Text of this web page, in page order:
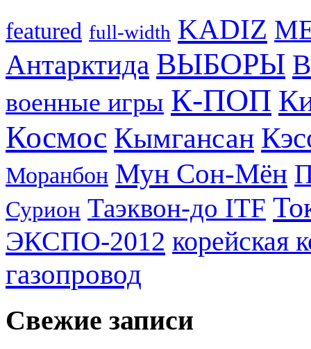
featured full-width KADIZ
Антарктида ВЫБОРЫ
военные игры К-ПОП
Космос Кымгансан
Моранбон Мун Сон-Мён
Сурион Таэквон-до ITF
ЭКСПО-2012 корейская
газопровод
Свежие записи